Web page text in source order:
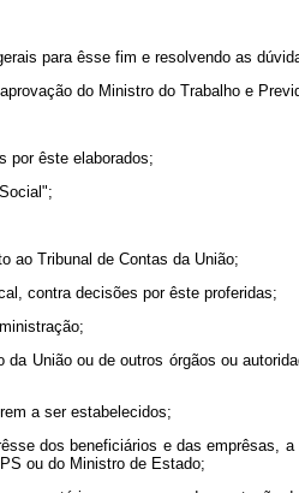
para êsse fim e resolvendo as
do Ministro do Trabalho e
por êste elaborados;
ao Tribunal de Contas da União;
contra decisões por êste proferidas;
União ou de outros órgãos ou
a ser estabelecidos;
dos beneficiários e das
ou do Ministro de Estado;